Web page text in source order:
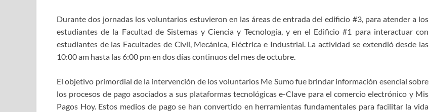
Durante dos jornadas los voluntarios estuvieron en las áreas de entrada del edificio #3, para atender a los
estudiantes de la Facultad de Sistemas y Ciencia y Tecnología, y en el Edificio #1 para interactuar con
estudiantes de las Facultades de Civil, Mecánica, Eléctrica e Industrial. La actividad se extendió desde las
10:00 am hasta las 6:00 pm en dos días continuos del mes de octubre.
El objetivo primordial de la intervención de los voluntarios Me Sumo fue brindar información esencial sobre
los procesos de pago asociados a sus plataformas tecnológicas e-Clave para el comercio electrónico y Mis
Pagos Hoy. Estos medios de pago se han convertido en herramientas fundamentales para facilitar la vida